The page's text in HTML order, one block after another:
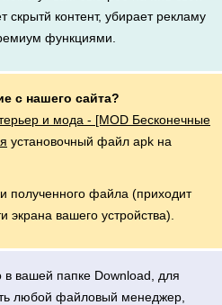
скрытй контент, убирает рекламу
функциями.
с нашего сайта?
и мода - [MOD Бесконечные
установочный файл apk на
полученного файла (приходит
экрана вашего устройства).
в вашей папке Download, для
любой файловый менеджер,